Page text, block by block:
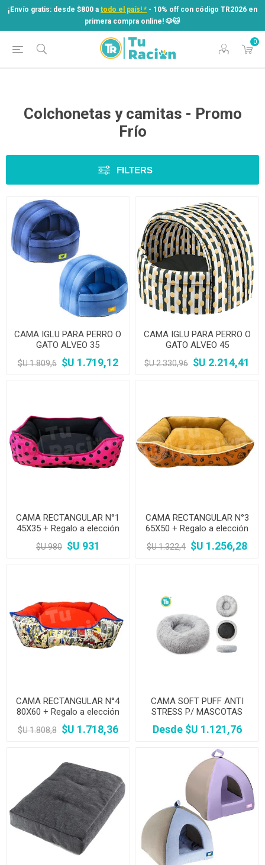
¡Envío gratis: desde $800 a todo el país! * - 10% off con código TR2026 en
primera compra online! ​🐶​🐱
0
¡Envío gratis: desde $800 atodo el país! *
- 10% off con código TR2026 en
primera compra online! ​🐶​🐱
Colchonetas y camitas - Promo
Frío
FILTERS
CAMA IGLU PARA PERRO O
GATO ALVEO 35
$U 1.809,6 $U 1.719,12
CAMA IGLU PARA PERRO O
GATO ALVEO 45
$U 2.330,96 $U 2.214,41
CAMA RECTANGULAR N°1
45X35 + Regalo a elección
$U 980 $U 931
CAMA RECTANGULAR N°3
65X50 + Regalo a elección
$U 1.322,4 $U 1.256,28
CAMA RECTANGULAR N°4
80X60 + Regalo a elección
$U 1.808,8 $U 1.718,36
CAMA SOFT PUFF ANTI
STRESS P/ MASCOTAS
VARIOS COLORES
Desde $U 1.121,76